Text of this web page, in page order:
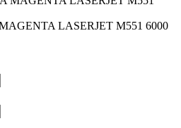
LASERJET M551 6000